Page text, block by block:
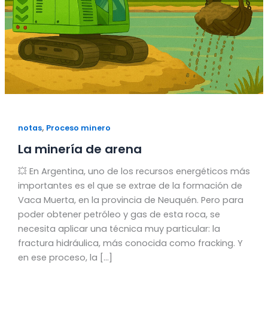
notas, Proceso minero
La minería de arena
💥 En Argentina, uno de los recursos energéticos más
importantes es el que se extrae de la formación de
Vaca Muerta, en la provincia de Neuquén. Pero para
poder obtener petróleo y gas de esta roca, se
necesita aplicar una técnica muy particular: la
fractura hidráulica, más conocida como fracking. Y
en ese proceso, la […]